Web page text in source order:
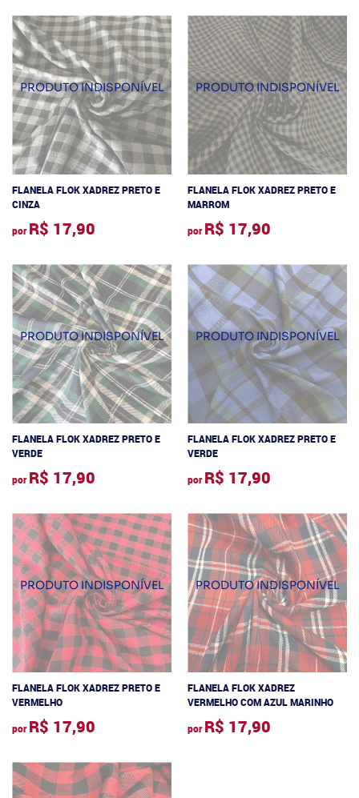
FLANELA FLOK XADREZ PRETO E
CINZA
por R$ 17,90
FLANELA FLOK XADREZ PRETO E
MARROM
por R$ 17,90
FLANELA FLOK XADREZ PRETO E
VERDE
por R$ 17,90
FLANELA FLOK XADREZ PRETO E
VERDE
por R$ 17,90
FLANELA FLOK XADREZ PRETO E
VERMELHO
por R$ 17,90
FLANELA FLOK XADREZ
VERMELHO COM AZUL MARINHO
por R$ 17,90